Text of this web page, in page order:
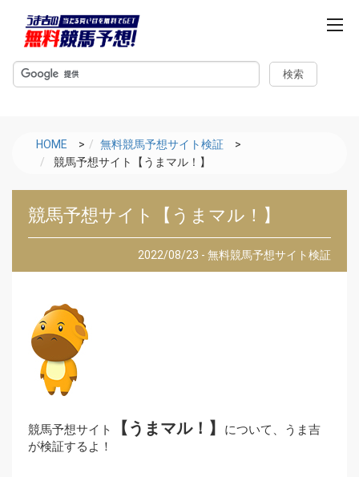
m
e
HOME > 無料競馬予想サイト検証 >
競馬予想サイト【うまマル！】
競馬予想サイト【うまマル！】
2022/08/23 - 無料競馬予想サイト検証
競馬予想サイト 【うまマル！】
について、うま吉
が検証するよ！